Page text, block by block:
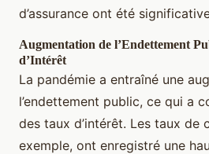
d’assurance ont été
Augmentation de l’Endettement
d’Intérêt
La pandémie a entraîné une
l’endettement public, ce qui a
des taux d’intérêt. Les taux de
exemple, ont enregistré une